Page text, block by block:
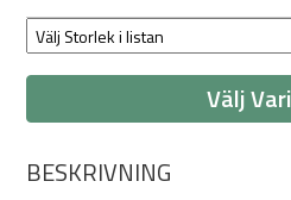
Välj
BESKRIVNING